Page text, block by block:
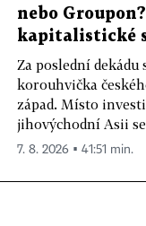
nebo
kapitalistické
Za poslední dekádu
korouhvička
západ. Místo
jihovýchodní Asii se
7. 8. 2026 ▪ 41:51 min.